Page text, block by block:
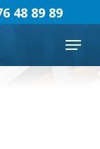
Menu
48 89 89